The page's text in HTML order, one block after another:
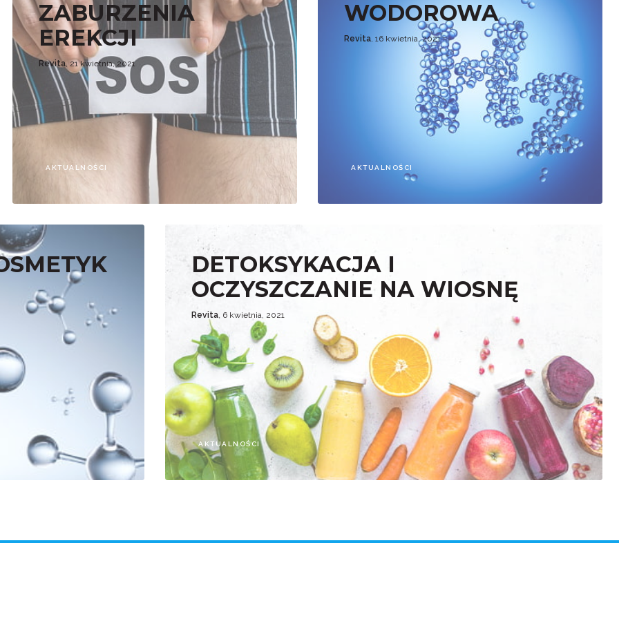
ZABURZENIA
EREKCJI
Revita, 21 kwietnia, 2021
AKTUALNOŚCI
WODOROWA
Revita, 16 kwietnia, 2021
AKTUALNOŚCI
DETOKSYKACJA I
OCZYSZCZANIE NA WIOSNĘ
Revita, 6 kwietnia, 2021
AKTUALNOŚCI